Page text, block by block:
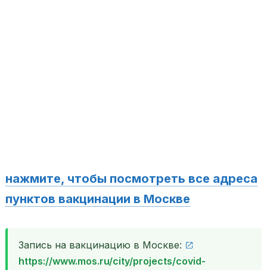
нажмите, чтобы посмотреть все адреса
пунктов вакцинации в Москве
Запись на вакцинацию в Москве:
https://www.mos.ru/city/projects/covid-